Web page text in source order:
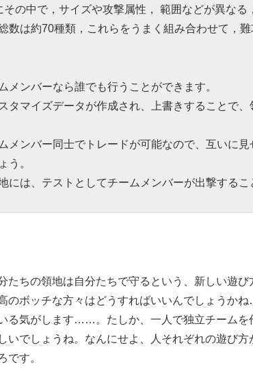
の中で，サイズや攻撃属性， 範囲などが異なる
数は約70種類，これらをうまく組み合わせて，
メンバーなら誰でも行うことができます。
タマイズデータが作成され、上書きすることで
メンバー同士でトレードが可能なので、互いに
う。
には、テストとしてチームメンバーが出撃するこ
たちの領地は自分たちで守るという、新しい遊び
のボッチな方々はどうすればいいんでしょうか
る気がします……。たしか、一人で独立チームを
いでしょうね。なんにせよ、人それぞれの遊び
です。